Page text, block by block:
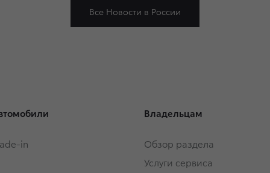
Все Новости в России
in
Владельцам
Обзор раздела
Услуги сервиса